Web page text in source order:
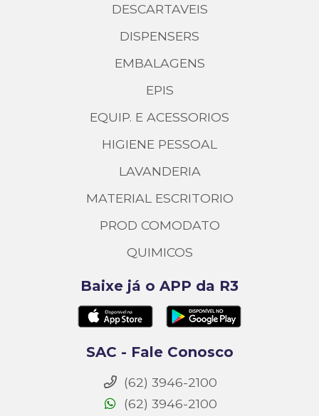
DESCARTAVEIS
DISPENSERS
EMBALAGENS
EPIS
EQUIP. E ACESSORIOS
HIGIENE PESSOAL
LAVANDERIA
MATERIAL ESCRITORIO
PROD COMODATO
QUIMICOS
Baixe já o APP da R3
SAC - Fale Conosco
(62) 3946-2100
(62) 3946-2100